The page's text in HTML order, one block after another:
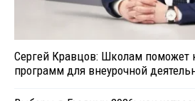
Сергей Кравцов: Школам поможет
программ для внеурочной